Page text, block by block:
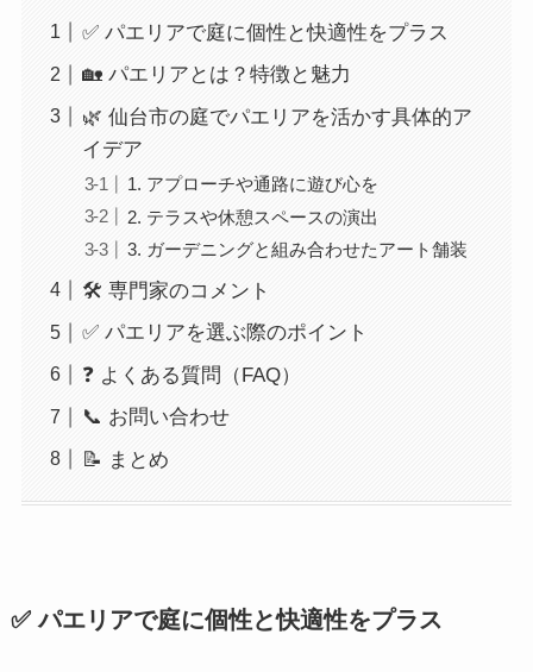
✅ パエリアで庭に個性と快適性をプラス
🏡 パエリアとは？特徴と魅力
🌿 仙台市の庭でパエリアを活かす具体的ア
イデア
1. アプローチや通路に遊び心を
2. テラスや休憩スペースの演出
3. ガーデニングと組み合わせたアート舗装
🛠️ 専門家のコメント
✅ パエリアを選ぶ際のポイント
❓ よくある質問（FAQ）
📞 お問い合わせ
📝 まとめ
✅ パエリアで庭に個性と快適性をプラス